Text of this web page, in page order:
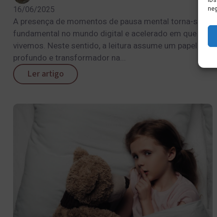
16/06/2025
A presença de momentos de pausa mental torna-se
fundamental no mundo digital e acelerado em que
vivemos. Neste sentido, a leitura assume um papel
profundo e transformador na...
Ler artigo